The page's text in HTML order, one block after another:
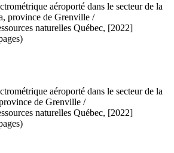
aéroporté dans le secteur de la
province de Grenville /
naturelles Québec, [2022]
aéroporté dans le secteur de la
de Grenville /
naturelles Québec, [2022]